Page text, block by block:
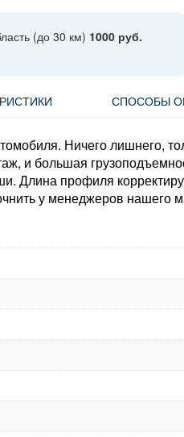
(до 30 км) 1000 руб.
СПОСОБЫ
Ничего лишнего,
и большая
Длина профиля
у менеджеров нашего